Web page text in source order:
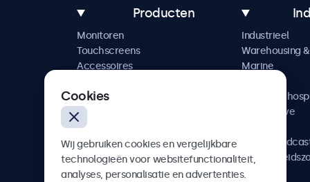
Producten
Monitoren
Touchscreens
Accessoires
Industrieel
Warehousing
Marine
Horeca &
Automotive
AV &
Cookies
Wij gebruiken cookies en vergelijkbare
technologieën voor websitefunctionaliteit,
analyses, personalisatie en advertenties.